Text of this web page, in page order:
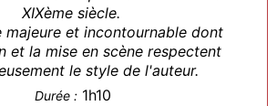
XIXème siècle.
majeure et incontournable dont
et la mise en scène respectent
le style de l'auteur.
Durée : 1h10